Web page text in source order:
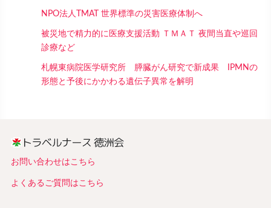
NPO法人TMAT 世界標準の災害医療体制へ
被災地で精力的に医療支援活動 ＴＭＡＴ 夜間当直や巡回
診療など
札幌東病院医学研究所 膵臓がん研究で新成果 IPMNの
形態と予後にかかわる遺伝子異常を解明
お問い合わせはこちら
よくあるご質問はこちら